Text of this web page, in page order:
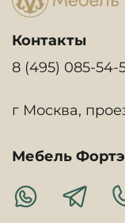
Контакты
8 (495) 085-54-
г Москва,
Мебель Фортэ